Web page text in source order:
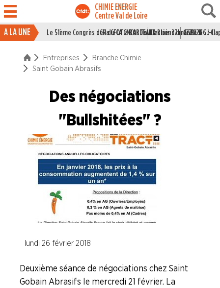
CHIMIE ENERGIE
Centre Val de Loire
ACTUALITÉ
ENTREPRISES
Branche Chimie
Chimirec
Guerlain
Parfums Christian DIOR
Saint Gobain Abrasifs
Shiseido
A LA UNE Le 51ème Congrès de la CFDT à BORDEAUX
CR du CA CMCAS Tours Blois 27 mai 2026
Elections du CSE LSI : J-1
Grille IEG :
Entreprises
Branche Chimie
Saint Gobain Abrasifs
Des négociations
"Bullshitées" ?
lundi 26 février 2018
Deuxième séance de négociations chez Saint
Gobain Abrasifs le mercredi 21 février. La